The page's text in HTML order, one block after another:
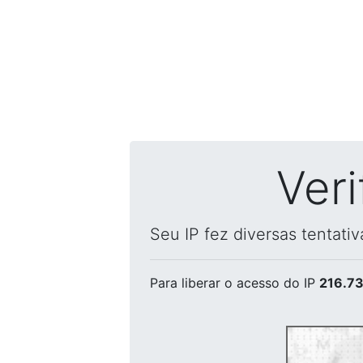
Seu IP fez diversas
Para liberar o acesso do IP